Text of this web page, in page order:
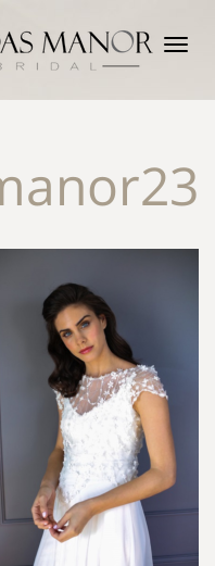
תפריט